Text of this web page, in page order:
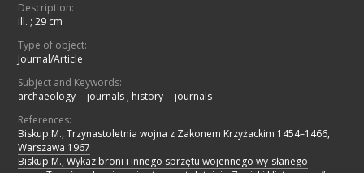
Description:
ill. ; 29 cm
Type of object:
Journal/Article
Subject and Keywords:
archaeology -- journals ; history -- journals
References:
Biskup M., Trzynastoletnia wojna z Zakonem Krzyżackim 1454–1466,
Warszawa 1967
Biskup M., Wykaz broni i innego sprzętu wojennego wy-słanego